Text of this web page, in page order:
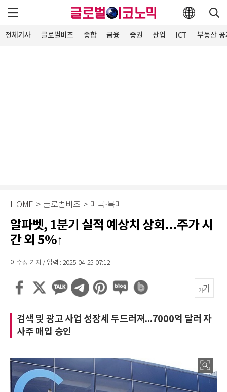
전체기사 글로벌비즈 종합 금융 증권 산업 ICT 부동산·
HOME > 글로벌비즈 > 미국·북미
알파벳, 1분기 실적 예상치 상회...주가 시
간 외 5%↑
이수정 기자 / 입력 : 2025-04-25 07:12
검색 및 광고 사업 성장세 두드러져...7000억 달러 자
사주 매입 승인